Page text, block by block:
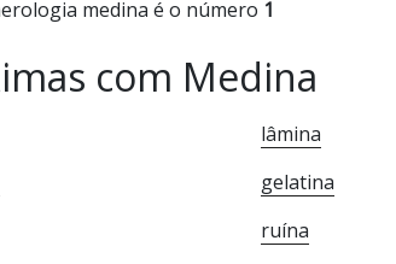
medina é o número 1
com Medina
lâmina
gelatina
ruína